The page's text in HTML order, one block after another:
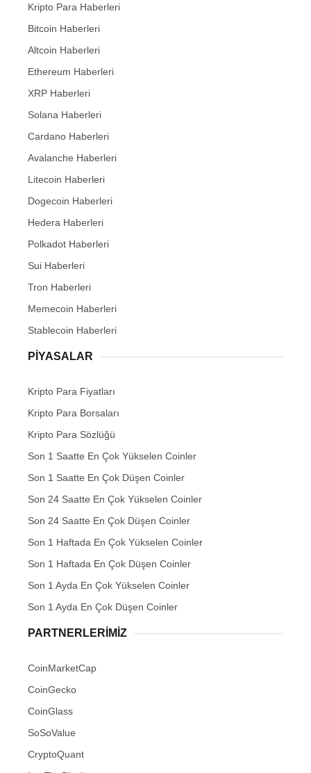
Kripto Para Haberleri
Bitcoin Haberleri
Altcoin Haberleri
Ethereum Haberleri
XRP Haberleri
Solana Haberleri
Cardano Haberleri
Avalanche Haberleri
Litecoin Haberleri
Dogecoin Haberleri
Hedera Haberleri
Polkadot Haberleri
Sui Haberleri
Tron Haberleri
Memecoin Haberleri
Stablecoin Haberleri
PIYASALAR
Kripto Para Fiyatları
Kripto Para Borsaları
Kripto Para Sözlüğü
Son 1 Saatte En Çok Yükselen Coinler
Son 1 Saatte En Çok Düşen Coinler
Son 24 Saatte En Çok Yükselen Coinler
Son 24 Saatte En Çok Düşen Coinler
Son 1 Haftada En Çok Yükselen Coinler
Son 1 Haftada En Çok Düşen Coinler
Son 1 Ayda En Çok Yükselen Coinler
Son 1 Ayda En Çok Düşen Coinler
PARTNERLERIMIZ
CoinMarketCap
CoinGecko
CoinGlass
SoSoValue
CryptoQuant